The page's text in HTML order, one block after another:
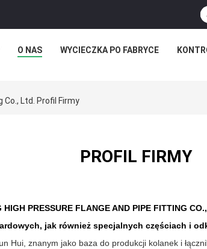
O NAS WYCIECZKA PO FABRYCE
Co., Ltd. Profil Firmy
PROFIL FIRMY
PRESSURE FLANGE AND PIPE FITTING
jak również specjalnych częściach i
Hui, znanym jako baza do produkcji kolanek i